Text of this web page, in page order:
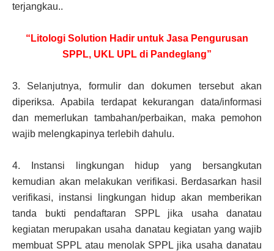
terjangkau..
“Litologi Solution Hadir untuk Jasa Pengurusan
SPPL, UKL UPL di Pandeglang”
3.
Selanjutnya, formulir dan dokumen tersebut akan
diperiksa. Apabila terdapat kekurangan data/informasi
dan memerlukan tambahan/perbaikan, maka pemohon
wajib melengkapinya terlebih dahulu.
4.
Instansi lingkungan hidup yang bersangkutan
kemudian akan melakukan verifikasi. Berdasarkan hasil
verifikasi, instansi lingkungan hidup akan memberikan
tanda bukti pendaftaran SPPL jika usaha danatau
kegiatan merupakan usaha danatau kegiatan yang wajib
membuat SPPL atau menolak SPPL jika usaha danatau